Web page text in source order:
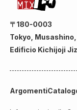
〒180-0003
Tokyo,
Edificio Kichijoji
Argomenti